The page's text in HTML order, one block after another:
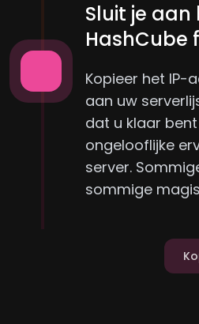
Sluit je aan
HashCube
Kopieer het IP-
aan uw
dat u klaar
ongelooflijke
server.
sommige